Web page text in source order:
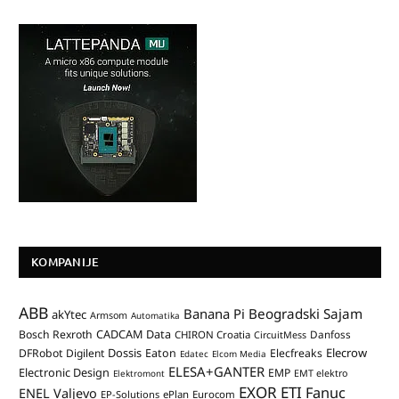
KOMPANIJE
ABB akYtec Armsom Automatika Banana Pi Beogradski Sajam
Bosch Rexroth CADCAM Data CHIRON Croatia CircuitMess Danfoss
DFRobot Digilent Dossis Eaton Edatec Elcom Media Elecfreaks Elecrow
Electronic Design Elektromont ELESA+GANTER EMP EMT elektro
ENEL Valjevo EP-Solutions ePlan Eurocom EXOR ETI Fanuc